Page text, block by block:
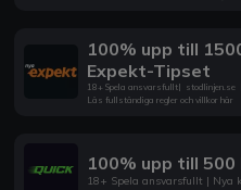
100% upp till
Expekt-Tipset
18+ Spela ansvarsfullt| stodlinjen.se
Läs fullständiga regler och villkor här
100% upp till 500
18+ Spela ansvarsfullt | Nya